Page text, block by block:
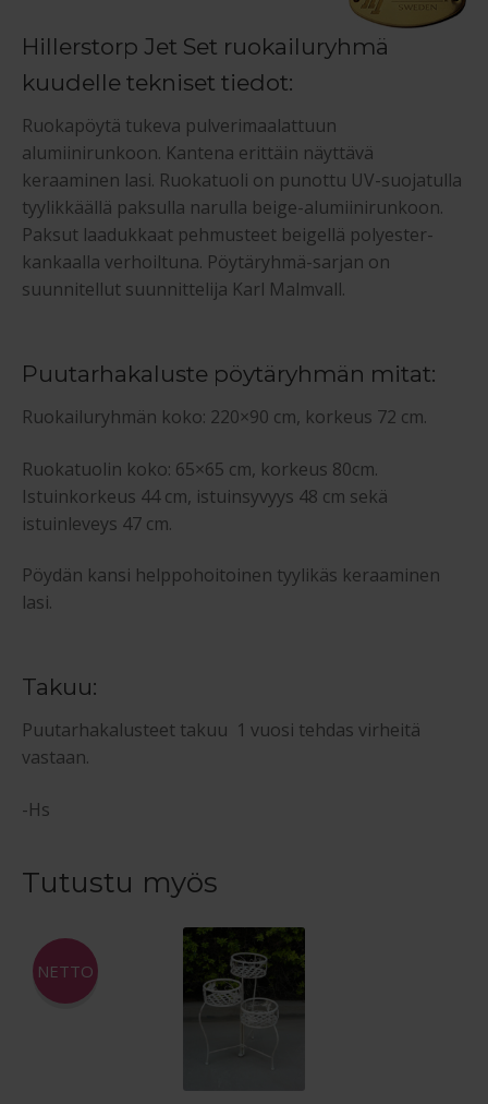
Hillerstorp Jet Set ruokailuryhmä
kuudelle tekniset tiedot:
Ruokapöytä tukeva pulverimaalattuun
alumiinirunkoon. Kantena erittäin näyttävä
keraaminen lasi. Ruokatuoli on punottu UV-suojatulla
tyylikkäällä paksulla narulla beige-alumiinirunkoon.
Paksut laadukkaat pehmusteet beigellä polyester-
kankaalla verhoiltuna. Pöytäryhmä-sarjan on
suunnitellut suunnittelija Karl Malmvall.
Puutarhakaluste pöytäryhmän mitat:
Ruokailuryhmän koko: 220×90 cm, korkeus 72 cm.
Ruokatuolin koko: 65×65 cm, korkeus 80cm.
Istuinkorkeus 44 cm, istuinsyvyys 48 cm sekä
istuinleveys 47 cm.
Pöydän kansi helppohoitoinen tyylikäs keraaminen
lasi.
Takuu:
Puutarhakalusteet takuu 1 vuosi tehdas virheitä
vastaan.
-Hs
Tutustu myös
NETTO